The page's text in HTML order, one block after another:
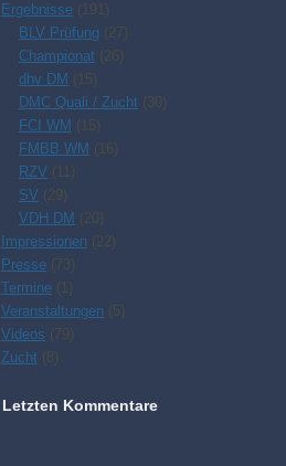
Ergebnisse (191)
BLV Prüfung (27)
Championat (26)
dhv DM (15)
DMC Quali / Zucht (30)
FCI WM (15)
FMBB WM (16)
RZV (11)
SV (29)
VDH DM (20)
Impressionen (22)
Presse (73)
Termine (1)
Veranstaltungen (5)
Videos (79)
Zucht (8)
Letzten Kommentare